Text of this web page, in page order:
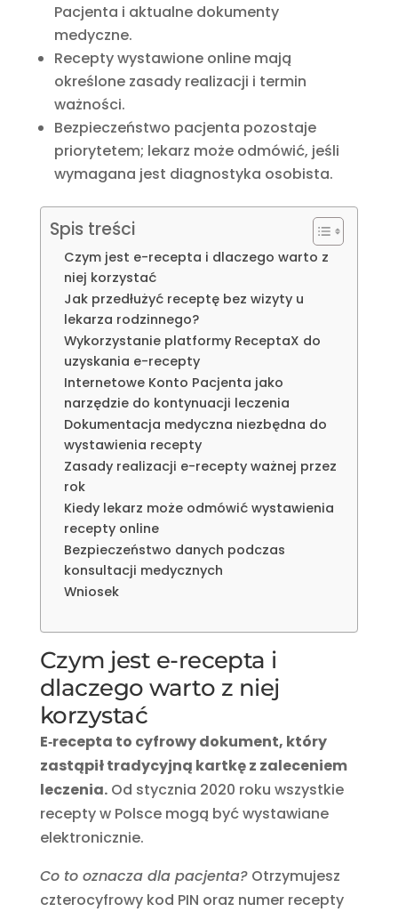
Pacjenta i aktualne dokumenty
medyczne.
Recepty wystawione online mają
określone zasady realizacji i termin
ważności.
Bezpieczeństwo pacjenta pozostaje
priorytetem; lekarz może odmówić, jeśli
wymagana jest diagnostyka osobista.
Spis treści
Czym jest e-recepta i dlaczego warto z
niej korzystać
Jak przedłużyć receptę bez wizyty u
lekarza rodzinnego?
Wykorzystanie platformy ReceptaX do
uzyskania e-recepty
Internetowe Konto Pacjenta jako
narzędzie do kontynuacji leczenia
Dokumentacja medyczna niezbędna do
wystawienia recepty
Zasady realizacji e-recepty ważnej przez
rok
Kiedy lekarz może odmówić wystawienia
recepty online
Bezpieczeństwo danych podczas
konsultacji medycznych
Wniosek
Czym jest e-recepta i
dlaczego warto z niej
korzystać
E‑recepta to cyfrowy dokument, który
zastąpił tradycyjną kartkę z zaleceniem
leczenia.Od stycznia 2020 roku wszystkie
recepty w Polsce mogą być wystawiane
elektronicznie.
Co to oznacza dla pacjenta?Otrzymujesz
czterocyfrowy kod PIN oraz numer recepty